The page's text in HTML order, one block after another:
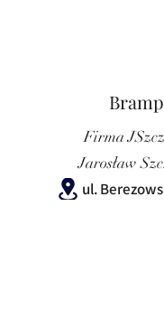
Firma
Jarosław
ul.